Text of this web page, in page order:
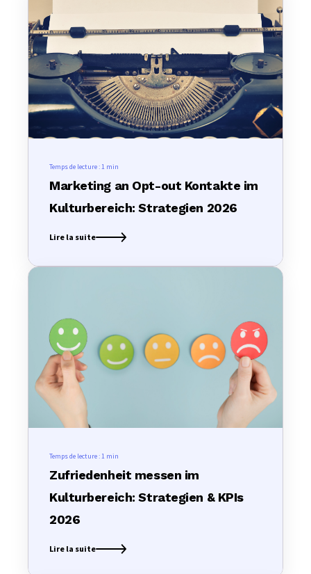
Temps de lecture :1 min
Marketing an Opt-out Kontakte im
Kulturbereich: Strategien 2026
Lire la suite
Temps de lecture :1 min
Zufriedenheit messen im
Kulturbereich: Strategien & KPIs
2026
Lire la suite